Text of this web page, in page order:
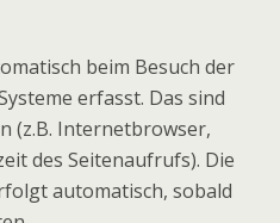
beim Besuch der
erfasst. Das sind
(z.B. Internetbrowser,
des Seitenaufrufs). Die
automatisch, sobald